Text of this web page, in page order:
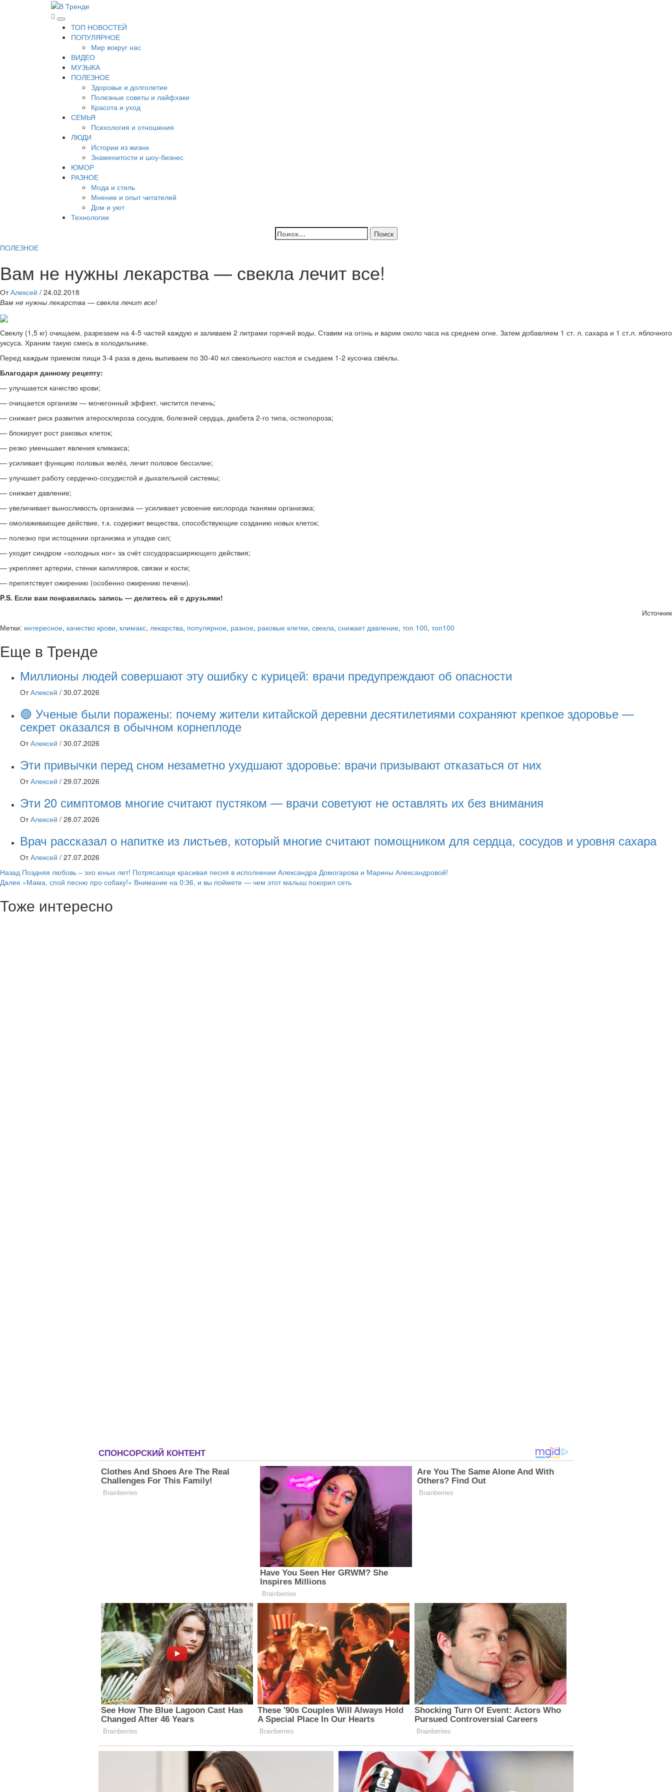
В Тренде
Самые свежие новости интернета
Основное
меню
ТОП НОВОСТЕЙ
ПОПУЛЯРНОЕ
Мир вокруг нас
ВИДЕО
МУЗЫКА
ПОЛЕЗНОЕ
Здоровье и долголетие
Полезные советы и лайфхаки
Красота и уход
СЕМЬЯ
Психология и отношения
ЛЮДИ
Истории из жизни
Знаменитости и шоу-бизнес
ЮМОР
РАЗНОЕ
Мода и стиль
Мнение и опыт читателей
Дом и уют
Технологии
Найти:
ПОЛЕЗНОЕ
Вам не нужны лекарства — свекла лечит все!
От Алексей / 24.02.2018
Вам не нужны лекарства — свекла лечит все!
Свеклу (1,5 кг) очищаем, разрезаем на 4-5 частей каждую и заливаем 2 литрами горячей воды. Ставим на огонь и варим около часа на среднем огне. Затем добавляем 1 ст. л. сахара и 1 ст.л. яблочного
уксуса. Храним такую смесь в холодильнике.
Перед каждым приемом пищи 3-4 раза в день выпиваем по 30-40 мл свекольного настоя и съедаем 1-2 кусочка свёклы.
Благодаря данному рецепту:
— улучшается качество крови;
— очищается организм — мочегонный эффект, чистится печень;
— снижает риск развития атеросклероза сосудов, болезней сердца, диабета 2-го типа, остеопороза;
— блокирует рост раковых клеток;
— резко уменьшает явления климакса;
— усиливает функцию половых желёз, лечит половое бессилие;
— улучшает работу сердечно-сосудистой и дыхательной системы;
— снижает давление;
— увеличивает выносливость организма — усиливает усвоение кислорода тканями организма;
— омолаживающее действие, т.к. содержит вещества, способствующие созданию новых клеток;
— полезно при истощении организма и упадке сил;
— уходит синдром «холодных ног» за счёт сосудорасширяющего действия;
— укрепляет артерии, стенки капилляров, связки и кости;
— препятствует ожирению (особенно ожирению печени).
P.S. Если вам понравилась запись — делитесь ей с друзьями!
Источник
Метки: интересное, качество крови, климакс, лекарства, популярное, разное, раковые клетки, свекла, снижает давление, топ 100, топ100
Еще в Тренде
Миллионы людей совершают эту ошибку с курицей: врачи предупреждают об опасности
От Алексей / 30.07.2026
🟢 Ученые были поражены: почему жители китайской деревни десятилетиями сохраняют крепкое здоровье —
секрет оказался в обычном корнеплоде
От Алексей / 30.07.2026
Эти привычки перед сном незаметно ухудшают здоровье: врачи призывают отказаться от них
От Алексей / 29.07.2026
Эти 20 симптомов многие считают пустяком — врачи советуют не оставлять их без внимания
От Алексей / 28.07.2026
Врач рассказал о напитке из листьев, который многие считают помощником для сердца, сосудов и уровня сахара
От Алексей / 27.07.2026
Навигация
записи
Назад Поздняя любовь – эхо юных лет! Потрясающе красивая песня в исполнении Александра Домогарова и Марины Александровой!
Далее «Мама, спой песню про собаку!» Внимание на 0:36, и вы поймете — чем этот малыш покорил сеть
Тоже интересно